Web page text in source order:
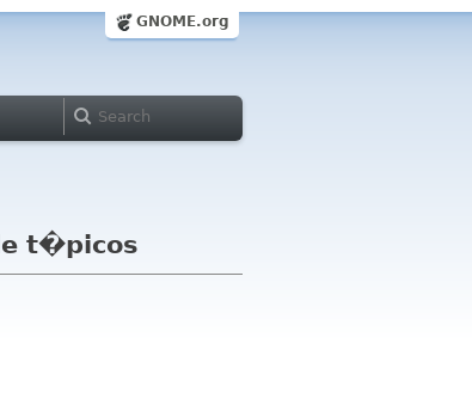
GNOME.org
t�picos